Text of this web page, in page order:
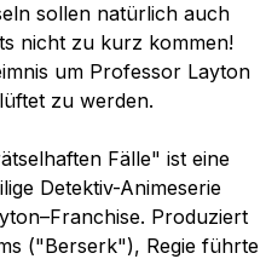
sollen natürlich auch
nicht zu kurz kommen!
um Professor Layton
zu werden.
Fälle" ist eine
Detektiv-Animeserie
Produziert
("Berserk"), Regie führte